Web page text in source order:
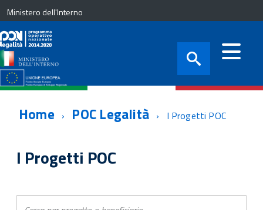
Ministero dell'Interno
Home POC Legalità I Progetti POC
I Progetti POC